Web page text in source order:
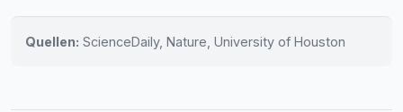
Quellen: ScienceDaily, Nature, University of Houston